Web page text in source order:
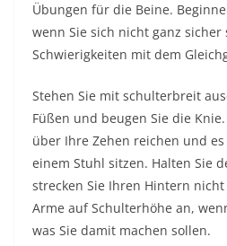
Übungen für die Beine.
wenn Sie sich nicht ganz sicher
Schwierigkeiten mit dem
Stehen Sie mit schulterbreit
Füßen und beugen Sie die
über Ihre Zehen reichen und
einem Stuhl sitzen. Halten Sie
strecken Sie Ihren Hintern
Arme auf Schulterhöhe an,
was Sie damit machen sollen.